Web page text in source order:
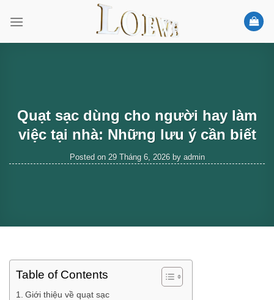
Quạt sạc dùng cho người hay làm
việc tại nhà: Những lưu ý cần biết
Posted on 29 Tháng 6, 2026by admin
Table of Contents
Giới thiệu về quạt sạc